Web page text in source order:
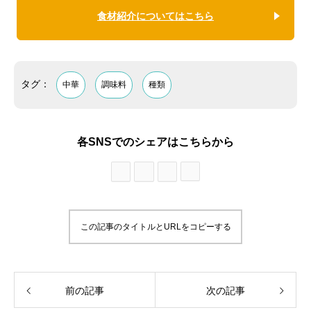
食材紹介についてはこちら
タグ： 中華 調味料 種類
各SNSでのシェアはこちらから
この記事のタイトルとURLをコピーする
前の記事 次の記事